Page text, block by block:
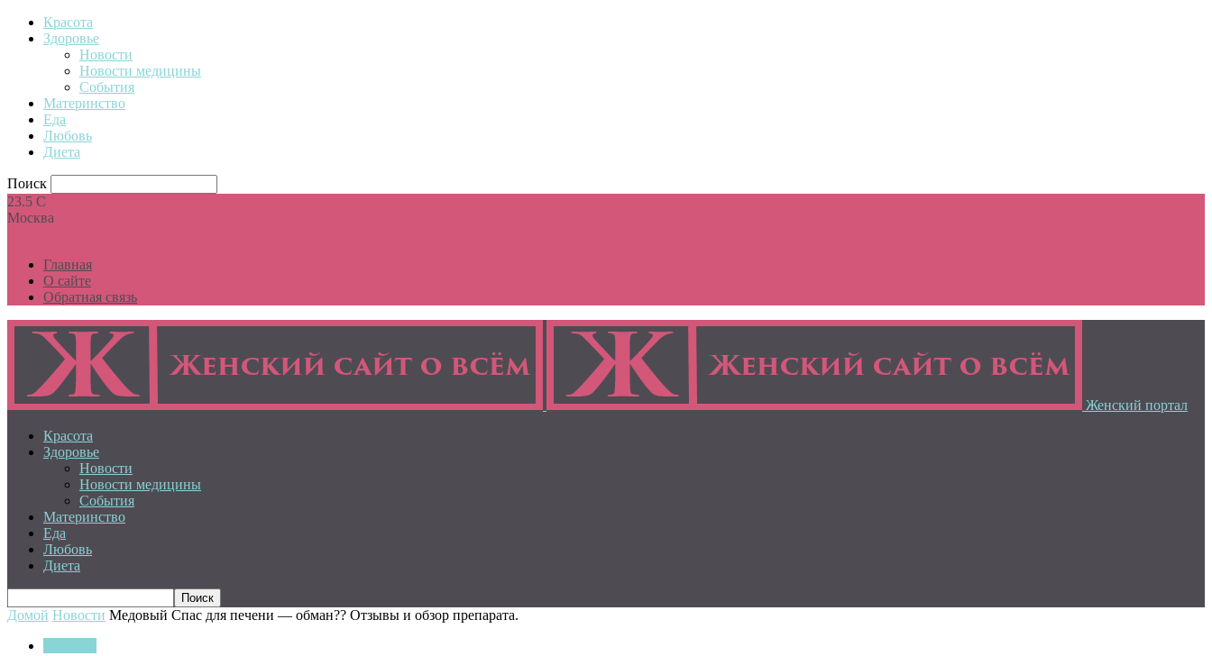
Красота
Здоровье
Новости
Новости медицины
События
Материнство
Еда
Любовь
Диета
Поиск
23.5 C
Москва
Главная
О сайте
Обратная связь
Женский портал
Красота
Здоровье
Новости
Новости медицины
События
Материнство
Еда
Любовь
Диета
Домой Новости Медовый Спас для печени — обман?? Отзывы и обзор препарата.